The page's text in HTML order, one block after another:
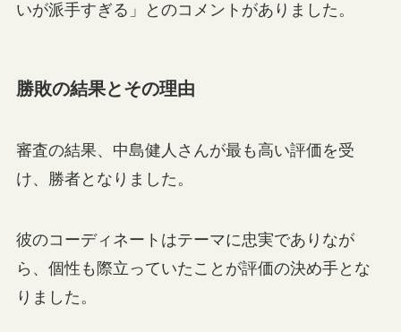
いが派手すぎる」とのコメントがありました。
勝敗の結果とその理由
審査の結果、中島健人さんが最も高い評価を受
け、勝者となりました。
彼のコーディネートはテーマに忠実でありなが
ら、個性も際立っていたことが評価の決め手とな
りました。